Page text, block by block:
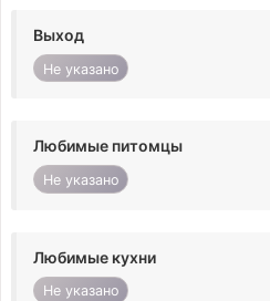
Выход
Не указано
Любимые питомцы
Не указано
Любимые кухни
Не указано